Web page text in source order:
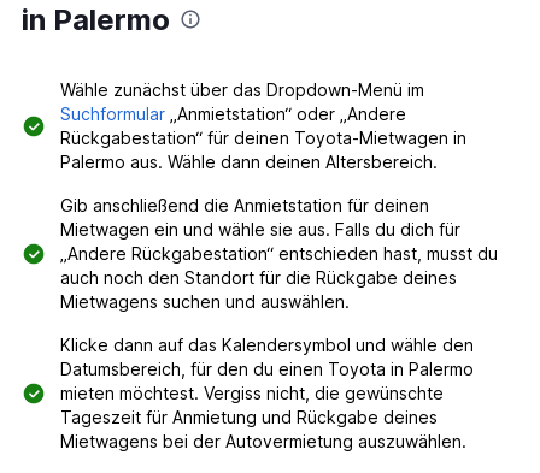
in Palermo
Wähle zunächst über das Dropdown-Menü im
Suchformular „Anmietstation“ oder „Andere
Rückgabestation“ für deinen Toyota-Mietwagen in
Palermo aus. Wähle dann deinen Altersbereich.
Gib anschließend die Anmietstation für deinen
Mietwagen ein und wähle sie aus. Falls du dich für
„Andere Rückgabestation“ entschieden hast, musst du
auch noch den Standort für die Rückgabe deines
Mietwagens suchen und auswählen.
Klicke dann auf das Kalendersymbol und wähle den
Datumsbereich, für den du einen Toyota in Palermo
mieten möchtest. Vergiss nicht, die gewünschte
Tageszeit für Anmietung und Rückgabe deines
Mietwagens bei der Autovermietung auszuwählen.